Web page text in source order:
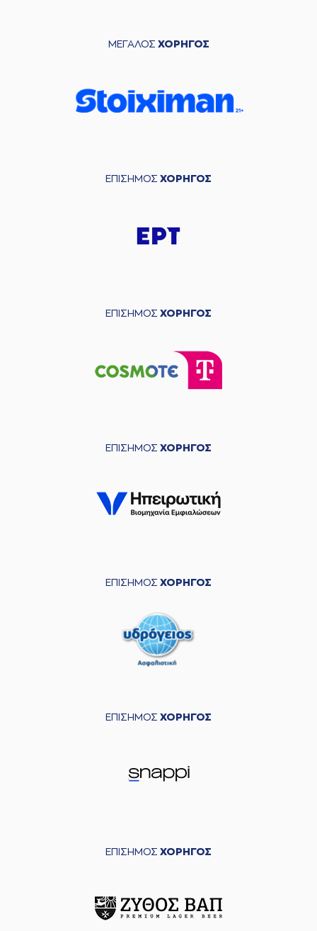
ΜΕΓΑΛΟΣ ΧΟΡΗΓΟΣ
ΕΠΙΣΗΜΟΣ ΧΟΡΗΓΟΣ
ΕΠΙΣΗΜΟΣ ΧΟΡΗΓΟΣ
ΕΠΙΣΗΜΟΣ ΧΟΡΗΓΟΣ
ΕΠΙΣΗΜΟΣ ΧΟΡΗΓΟΣ
ΕΠΙΣΗΜΟΣ ΧΟΡΗΓΟΣ
ΕΠΙΣΗΜΟΣ ΧΟΡΗΓΟΣ